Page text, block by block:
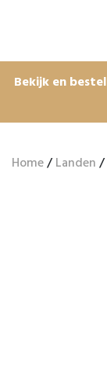
Bekijk en
Home/Landen/